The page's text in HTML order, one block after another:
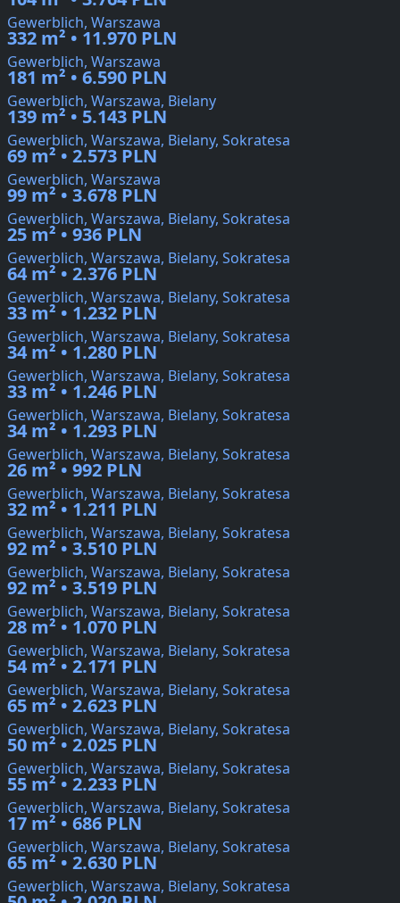
Gewerblich, Warszawa
332 m² • 11.970 PLN
Gewerblich, Warszawa
181 m² • 6.590 PLN
Gewerblich, Warszawa, Bielany
139 m² • 5.143 PLN
Gewerblich, Warszawa, Bielany, Sokratesa
69 m² • 2.573 PLN
Gewerblich, Warszawa
99 m² • 3.678 PLN
Gewerblich, Warszawa, Bielany, Sokratesa
25 m² • 936 PLN
Gewerblich, Warszawa, Bielany, Sokratesa
64 m² • 2.376 PLN
Gewerblich, Warszawa, Bielany, Sokratesa
33 m² • 1.232 PLN
Gewerblich, Warszawa, Bielany, Sokratesa
34 m² • 1.280 PLN
Gewerblich, Warszawa, Bielany, Sokratesa
33 m² • 1.246 PLN
Gewerblich, Warszawa, Bielany, Sokratesa
34 m² • 1.293 PLN
Gewerblich, Warszawa, Bielany, Sokratesa
26 m² • 992 PLN
Gewerblich, Warszawa, Bielany, Sokratesa
32 m² • 1.211 PLN
Gewerblich, Warszawa, Bielany, Sokratesa
92 m² • 3.510 PLN
Gewerblich, Warszawa, Bielany, Sokratesa
92 m² • 3.519 PLN
Gewerblich, Warszawa, Bielany, Sokratesa
28 m² • 1.070 PLN
Gewerblich, Warszawa, Bielany, Sokratesa
54 m² • 2.171 PLN
Gewerblich, Warszawa, Bielany, Sokratesa
65 m² • 2.623 PLN
Gewerblich, Warszawa, Bielany, Sokratesa
50 m² • 2.025 PLN
Gewerblich, Warszawa, Bielany, Sokratesa
55 m² • 2.233 PLN
Gewerblich, Warszawa, Bielany, Sokratesa
17 m² • 686 PLN
Gewerblich, Warszawa, Bielany, Sokratesa
65 m² • 2.630 PLN
Gewerblich, Warszawa, Bielany, Sokratesa